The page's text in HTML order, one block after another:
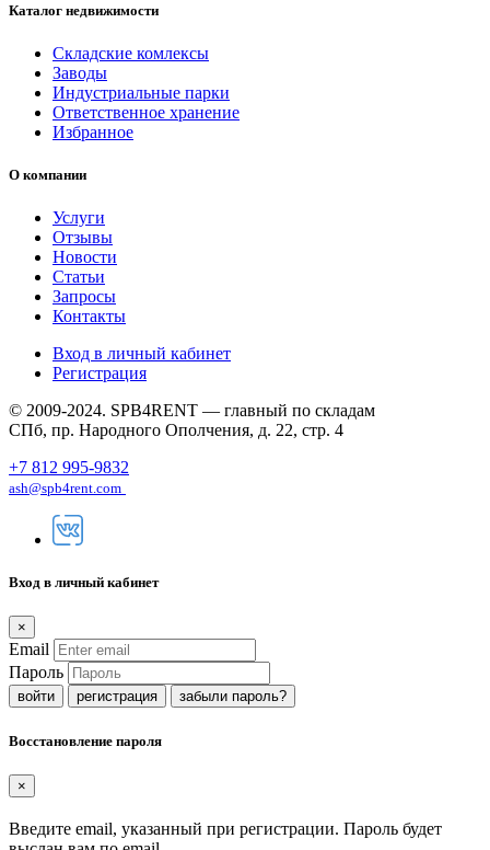
Каталог недвижимости
Складские комлексы
Заводы
Индустриальные парки
Ответственное хранение
Избранное
О компании
Услуги
Отзывы
Новости
Статьи
Запросы
Контакты
Вход в личный кабинет
Регистрация
© 2009-2024. SPB4RENT — главный по складам
СПб, пр. Народного Ополчения, д. 22, стр. 4
+7 812 995-9832
ash@spb4rent.com
Вход в личный кабинет
×
Email
Пароль
регистрация забыли пароль?
Восстановление пароля
×
Введите email, указанный при регистрации. Пароль будет